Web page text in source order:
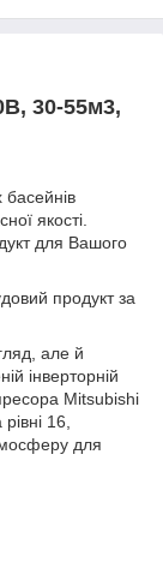
30-55м3,
якості.
для Вашого
продукт за
але й
інверторній
Mitsubishi
16,
для